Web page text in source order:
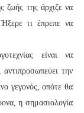
ζωής της άρχιζε να
τι έπρεπε να
είναι να
την
γεγονός, οπότε θα
η σημασιολογία